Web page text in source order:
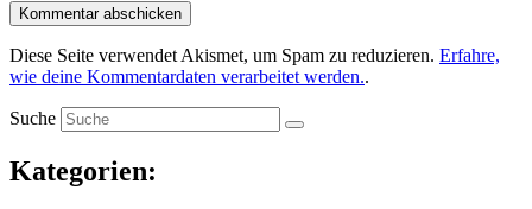
Diese Seite verwendet Akismet, um Spam zu reduzieren. Erfahre,
wie deine Kommentardaten verarbeitet werden..
Suche
Kategorien: